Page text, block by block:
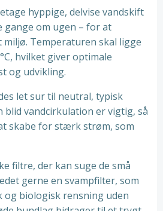
hyppige, delvise vandskift
gange om ugen – for at
Temperaturen skal ligge
hvilket giver optimale
og udvikling.
let sur til neutral, typisk
blid vandcirkulation er vigtig, så
skabe for stærk strøm, som
filtre, der kan suge de små
gerne en svampfilter, som
og biologisk rensning uden